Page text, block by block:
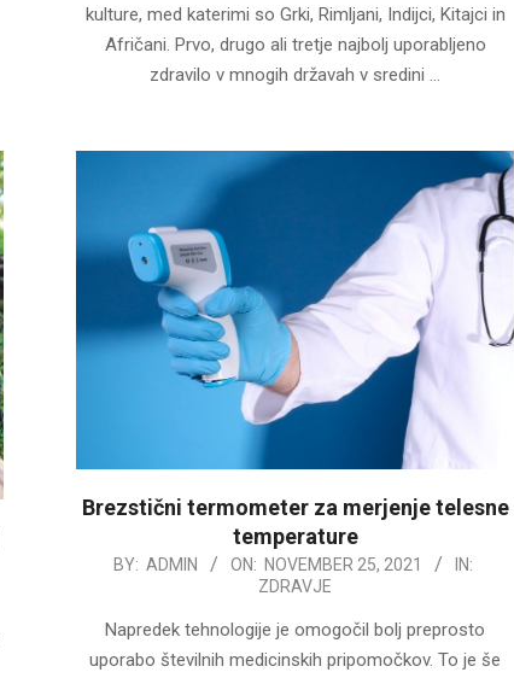
kulture, med katerimi so Grki, Rimljani, Indijci, Kitajci in
Afričani. Prvo, drugo ali tretje najbolj uporabljeno
zdravilo v mnogih državah v sredini …
Brezstični termometer za merjenje telesne
temperature
2021-BY: ADMIN ON: NOVEMBER 25, 2021
IN:
ZDRAVJE
Napredek tehnologije je omogočil bolj preprosto
uporabo številnih medicinskih pripomočkov. To je še